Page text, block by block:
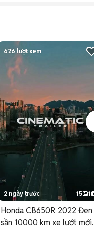
626 lượt xem
2 ngày trước 15 1
Honda CB650R 2022 Đen
sần 10000 km xe lướt mới